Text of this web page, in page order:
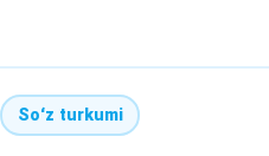
Soʻz turkumi